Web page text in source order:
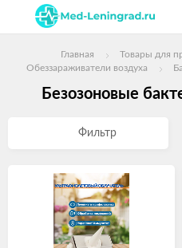
Главная
Товары для
Обеззараживатели воздуха
Безозоновые
Фильтр